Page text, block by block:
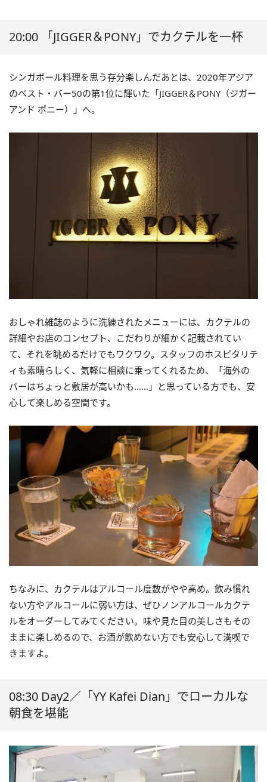
20:00 「JIGGER＆PONY」でカクテルを一杯
シンガポール料理を思う存分楽しんだあとは、2020年アジア
のベスト・バー50の第1位に輝いた「JIGGER＆PONY（ジガー
アンド ポニー）」へ。
おしゃれ雑誌のように洗練されたメニューには、カクテルの
詳細やお店のコンセプト、こだわりが細かく記載されてい
て、それを眺めるだけでもワクワク。スタッフのホスピタリテ
ィも素晴らしく、気軽に相談に乗ってくれるため、「海外の
バーはちょっと敷居が高いかも……」と思っている方でも、安
心して楽しめる空間です。
ちなみに、カクテルはアルコール度数がやや高め。飲み慣れ
ない方やアルコールに弱い方は、ぜひノンアルコールカクテ
ルをオーダーしてみてください。味や見た目の美しさもその
ままに楽しめるので、お酒が飲めない方でも安心して満喫で
きますよ。
08:30 Day2／「YY Kafei Dian」でローカルな
朝食を堪能